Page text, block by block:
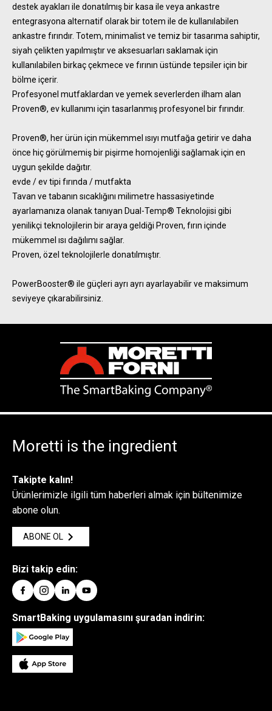
destek ayakları ile donatılmış bir kasa ile veya ankastre
entegrasyona alternatif olarak bir totem ile de kullanılabilen
ankastre fırındır. Totem, minimalist ve temiz bir tasarıma sahiptir,
siyah çelikten yapılmıştır ve aksesuarları saklamak için
kullanılabilen birkaç çekmece ve fırının üstünde tepsiler için bir
bölme içerir.
Profesyonel mutfaklardan ve yemek severlerden ilham alan
Proven®, ev kullanımı için tasarlanmış profesyonel bir fırındır.
Proven®, her ürün için mükemmel ısıyı mutfağa getirir ve daha
önce hiç görülmemiş bir pişirme homojenliği sağlamak için en
uygun şekilde dağıtır.
evde / ev tipi fırında / mutfakta
Tavan ve tabanın sıcaklığını milimetre hassasiyetinde
ayarlamanıza olanak tanıyan Dual-Temp® Teknolojisi gibi
yenilikçi teknolojilerin bir araya geldiği Proven, fırın içinde
mükemmel ısı dağılımı sağlar.
Proven, özel teknolojilerle donatılmıştır.
PowerBooster® ile güçleri ayrı ayrı ayarlayabilir ve maksimum
seviyeye çıkarabilirsiniz.
Moretti is the ingredient
Takipte kalın!
Ürünlerimizle ilgili tüm haberleri almak için bültenimize
abone olun.
ABONE OL
Bizi takip edin:
SmartBaking uygulamasını şuradan indirin: